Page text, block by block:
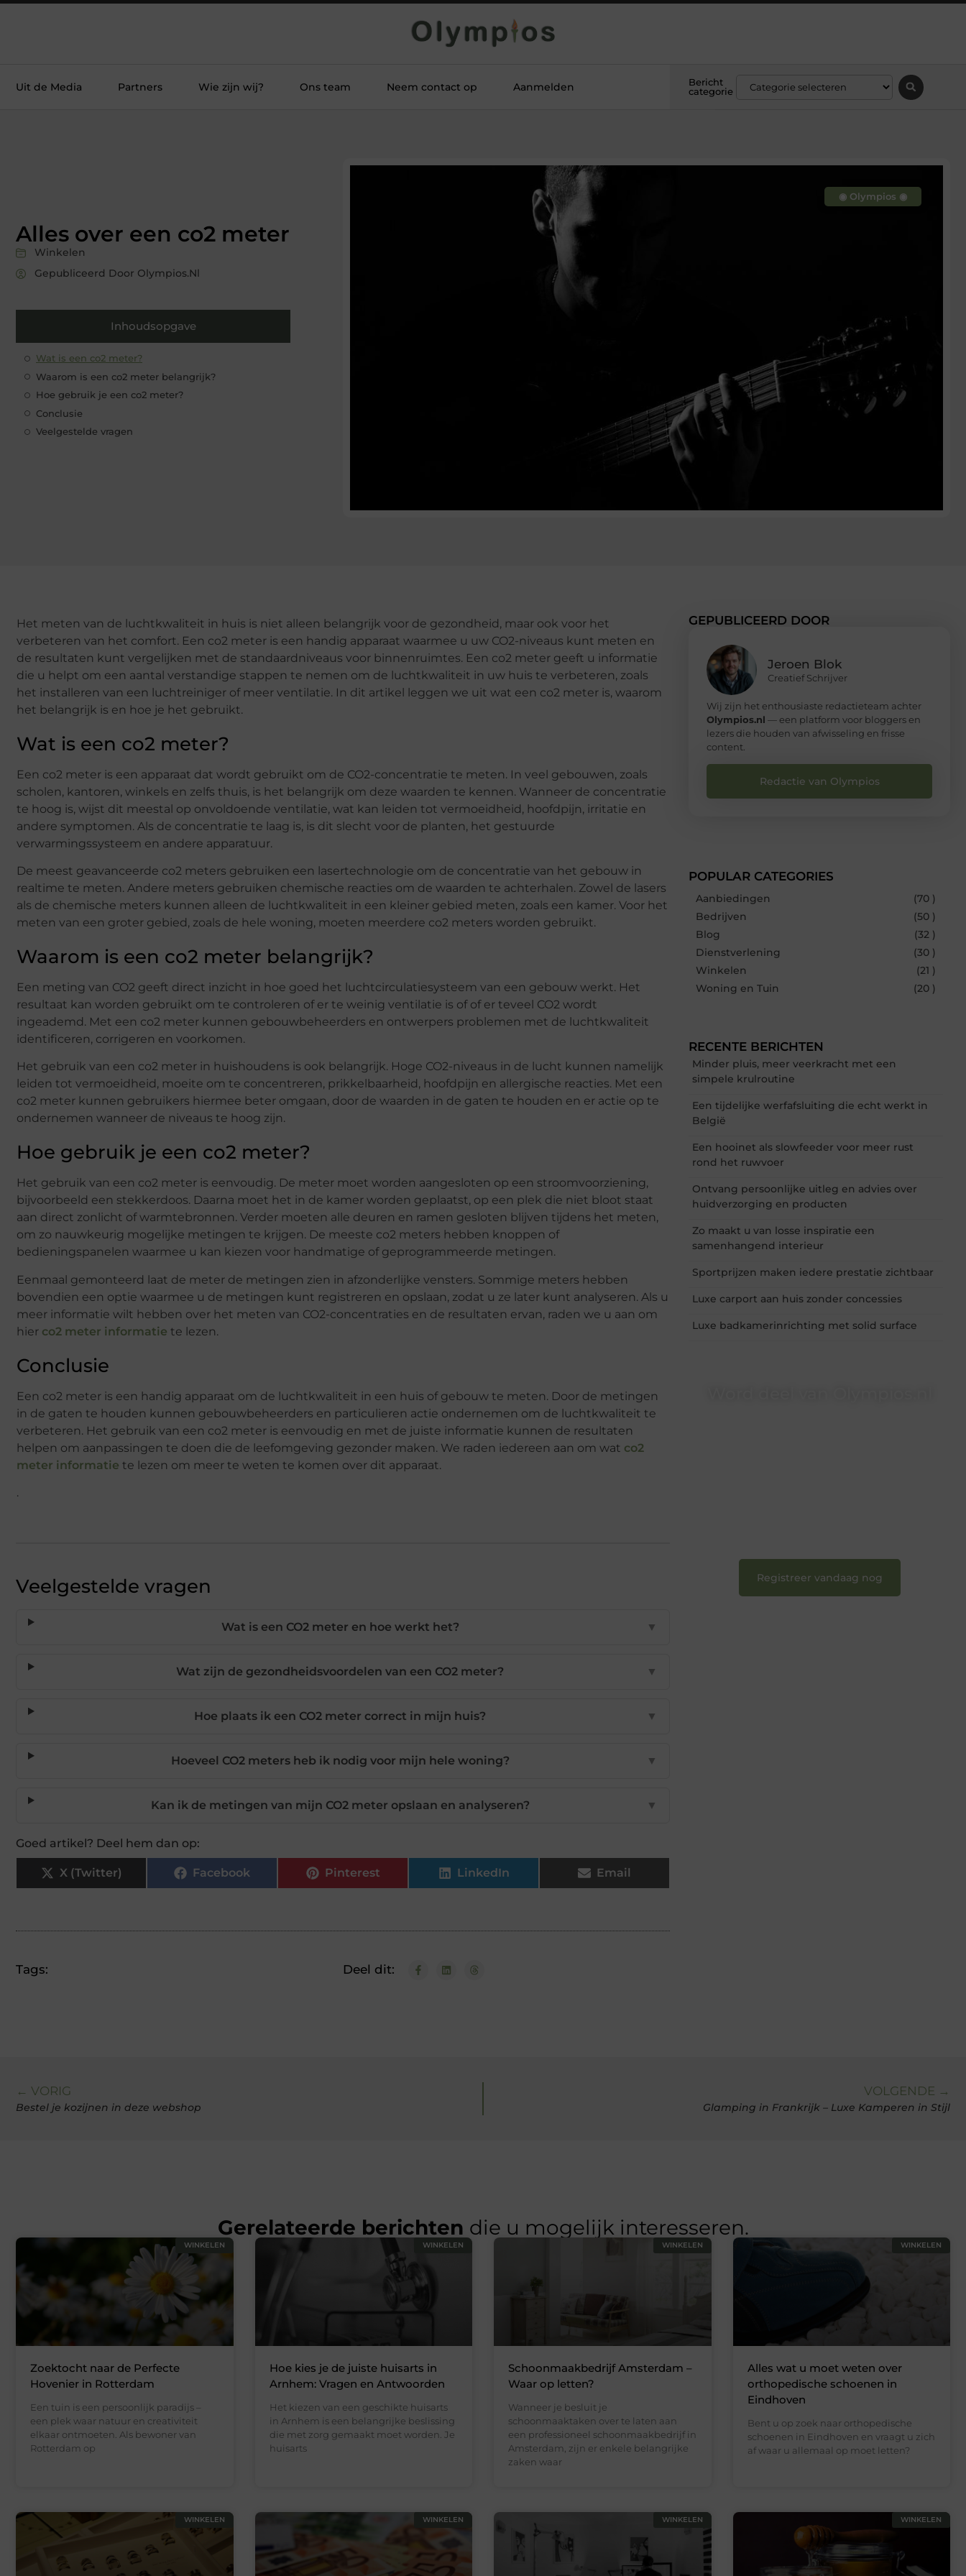
Uit de Media Partners Wie zijn wij? Ons team Neem contact op Aanmelden
Bericht
categorie
Alles over een co2 meter
Winkelen
Gepubliceerd Door Olympios.nl
Inhoudsopgave
Wat is een co2 meter?
Waarom is een co2 meter belangrijk?
Hoe gebruik je een co2 meter?
Conclusie
Veelgestelde vragen
◉ Olympios ◉
Het meten van de luchtkwaliteit in huis is niet alleen belangrijk voor de gezondheid, maar ook voor het
verbeteren van het comfort. Een co2 meter is een handig apparaat waarmee u uw CO2-niveaus kunt meten en
de resultaten kunt vergelijken met de standaardniveaus voor binnenruimtes. Een co2 meter geeft u informatie
die u helpt om een aantal verstandige stappen te nemen om de luchtkwaliteit in uw huis te verbeteren, zoals
het installeren van een luchtreiniger of meer ventilatie. In dit artikel leggen we uit wat een co2 meter is, waarom
het belangrijk is en hoe je het gebruikt.
Wat is een co2 meter?
Een co2 meter is een apparaat dat wordt gebruikt om de CO2-concentratie te meten. In veel gebouwen, zoals
scholen, kantoren, winkels en zelfs thuis, is het belangrijk om deze waarden te kennen. Wanneer de concentratie
te hoog is, wijst dit meestal op onvoldoende ventilatie, wat kan leiden tot vermoeidheid, hoofdpijn, irritatie en
andere symptomen. Als de concentratie te laag is, is dit slecht voor de planten, het gestuurde
verwarmingssysteem en andere apparatuur.
De meest geavanceerde co2 meters gebruiken een lasertechnologie om de concentratie van het gebouw in
realtime te meten. Andere meters gebruiken chemische reacties om de waarden te achterhalen. Zowel de lasers
als de chemische meters kunnen alleen de luchtkwaliteit in een kleiner gebied meten, zoals een kamer. Voor het
meten van een groter gebied, zoals de hele woning, moeten meerdere co2 meters worden gebruikt.
Waarom is een co2 meter belangrijk?
Een meting van CO2 geeft direct inzicht in hoe goed het luchtcirculatiesysteem van een gebouw werkt. Het
resultaat kan worden gebruikt om te controleren of er te weinig ventilatie is of of er teveel CO2 wordt
ingeademd. Met een co2 meter kunnen gebouwbeheerders en ontwerpers problemen met de luchtkwaliteit
identificeren, corrigeren en voorkomen.
Het gebruik van een co2 meter in huishoudens is ook belangrijk. Hoge CO2-niveaus in de lucht kunnen namelijk
leiden tot vermoeidheid, moeite om te concentreren, prikkelbaarheid, hoofdpijn en allergische reacties. Met een
co2 meter kunnen gebruikers hiermee beter omgaan, door de waarden in de gaten te houden en er actie op te
ondernemen wanneer de niveaus te hoog zijn.
Hoe gebruik je een co2 meter?
Het gebruik van een co2 meter is eenvoudig. De meter moet worden aangesloten op een stroomvoorziening,
bijvoorbeeld een stekkerdoos. Daarna moet het in de kamer worden geplaatst, op een plek die niet bloot staat
aan direct zonlicht of warmtebronnen. Verder moeten alle deuren en ramen gesloten blijven tijdens het meten,
om zo nauwkeurig mogelijke metingen te krijgen. De meeste co2 meters hebben knoppen of
bedieningspanelen waarmee u kan kiezen voor handmatige of geprogrammeerde metingen.
Eenmaal gemonteerd laat de meter de metingen zien in afzonderlijke vensters. Sommige meters hebben
bovendien een optie waarmee u de metingen kunt registreren en opslaan, zodat u ze later kunt analyseren. Als u
meer informatie wilt hebben over het meten van CO2-concentraties en de resultaten ervan, raden we u aan om
hier co2 meter informatie te lezen.
Conclusie
Een co2 meter is een handig apparaat om de luchtkwaliteit in een huis of gebouw te meten. Door de metingen
in de gaten te houden kunnen gebouwbeheerders en particulieren actie ondernemen om de luchtkwaliteit te
verbeteren. Het gebruik van een co2 meter is eenvoudig en met de juiste informatie kunnen de resultaten
helpen om aanpassingen te doen die de leefomgeving gezonder maken. We raden iedereen aan om wat co2
meter informatie te lezen om meer te weten te komen over dit apparaat.
.
Veelgestelde vragen
Wat is een CO2 meter en hoe werkt het? ▼
Wat zijn de gezondheidsvoordelen van een CO2 meter? ▼
Hoe plaats ik een CO2 meter correct in mijn huis? ▼
Hoeveel CO2 meters heb ik nodig voor mijn hele woning? ▼
Kan ik de metingen van mijn CO2 meter opslaan en analyseren? ▼
Goed artikel? Deel hem dan op:
X (Twitter) Facebook Pinterest LinkedIn Email
Tags: Deel dit:
GEPUBLICEERD DOOR
Jeroen Blok
Creatief Schrijver
Wij zijn het enthousiaste redactieteam achter
Olympios.nl — een platform voor bloggers en
lezers die houden van afwisseling en frisse
content.
Redactie van Olympios
POPULAR CATEGORIES
Aanbiedingen
(70 )
Bedrijven
(50 )
Blog
(32 )
Dienstverlening
(30 )
Winkelen
(21 )
Woning en Tuin
(20 )
RECENTE BERICHTEN
Minder pluis, meer veerkracht met een
simpele krulroutine
Een tijdelijke werfafsluiting die echt werkt in
België
Een hooinet als slowfeeder voor meer rust
rond het ruwvoer
Ontvang persoonlijke uitleg en advies over
huidverzorging en producten
Zo maakt u van losse inspiratie een
samenhangend interieur
Sportprijzen maken iedere prestatie zichtbaar
Luxe carport aan huis zonder concessies
Luxe badkamerinrichting met solid surface
Registreer vandaag nog
← VORIG
Bestel je kozijnen in deze webshop
VOLGENDE →
Glamping in Frankrijk – Luxe Kamperen in Stijl
Gerelateerde berichten die u mogelijk interesseren.
WINKELEN
Zoektocht naar de Perfecte
Hovenier in Rotterdam
Een tuin is een persoonlijk paradijs –
een plek waar natuur en creativiteit
elkaar ontmoeten. Als bewoner van
Rotterdam op
WINKELEN
Hoe kies je de juiste huisarts in
Arnhem: Vragen en Antwoorden
Het kiezen van een geschikte huisarts
in Arnhem is een belangrijke beslissing
die met zorg gemaakt moet worden. Je
huisarts
WINKELEN
Schoonmaakbedrijf Amsterdam –
Waar op letten?
Wanneer je besluit je
schoonmaaktaken over te laten aan
een professioneel schoonmaakbedrijf in
Amsterdam, zijn er enkele belangrijke
zaken waar
WINKELEN
Alles wat u moet weten over
orthopedische schoenen in
Eindhoven
Bent u op zoek naar orthopedische
schoenen in Eindhoven en vraagt u zich
af waar u allemaal op moet letten?
WINKELEN WINKELEN WINKELEN WINKELEN